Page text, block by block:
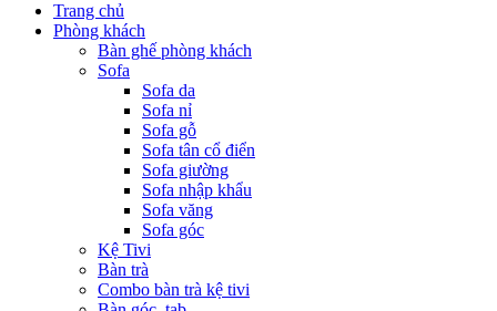
Trang chủ
Phòng khách
Bàn ghế phòng khách
Sofa
Sofa da
Sofa nỉ
Sofa gỗ
Sofa tân cổ điển
Sofa giường
Sofa nhập khẩu
Sofa văng
Sofa góc
Kệ Tivi
Bàn trà
Combo bàn trà kệ tivi